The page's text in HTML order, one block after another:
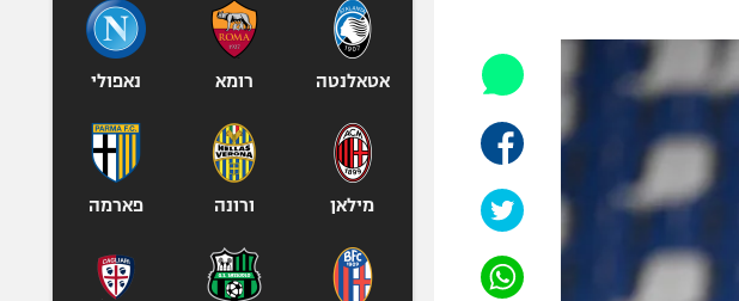
אופניים
ספורט מוטורי
פוטבול אמריקאי NFL
בייסבול MLB
ואקסטרים
אומנויות לחימה
אטאלנטה רומא נאפולי
מילאן ורונה פארמה